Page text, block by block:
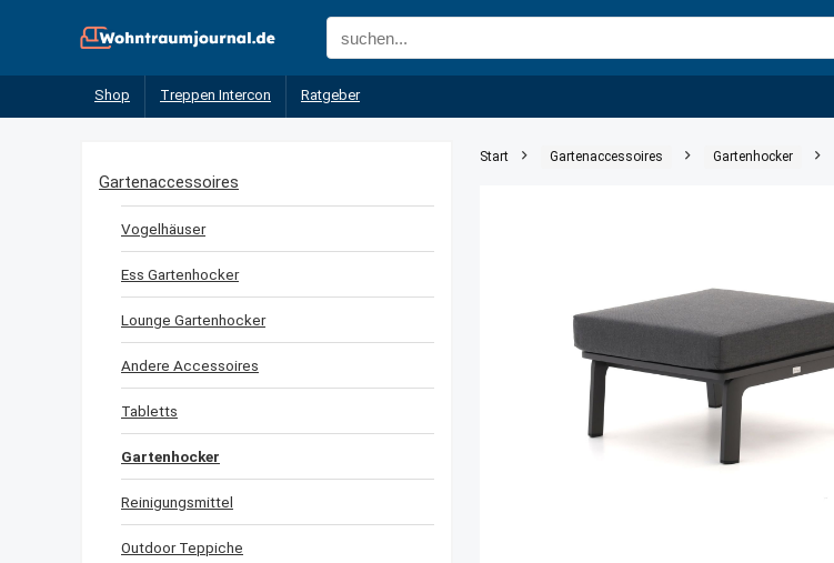
Shop Treppen Intercon Ratgeber
Start Gartenaccessoires Gartenhocker
Gartenaccessoires
Vogelhäuser
Ess Gartenhocker
Lounge Gartenhocker
Andere Accessoires
Tabletts
Gartenhocker
Reinigungsmittel
Outdoor Teppiche